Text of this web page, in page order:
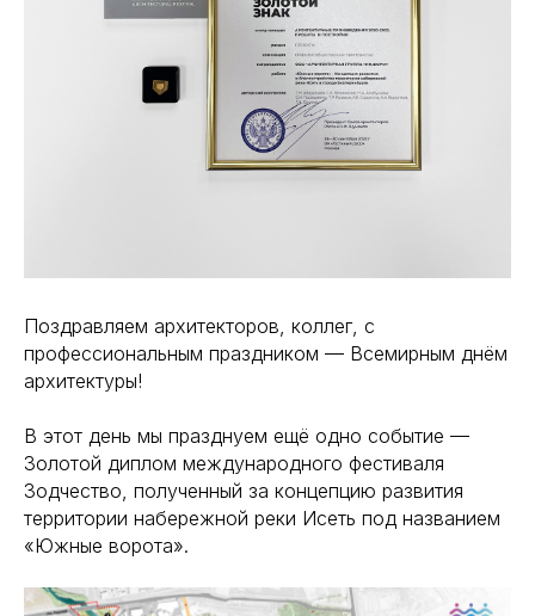
Поздравляем архитекторов, коллег, с
профессиональным праздником — Всемирным днём
архитектуры!
В этот день мы празднуем ещё одно событие —
Золотой диплом международного фестиваля
Зодчество, полученный за концепцию развития
территории набережной реки Исеть под названием
«Южные ворота».